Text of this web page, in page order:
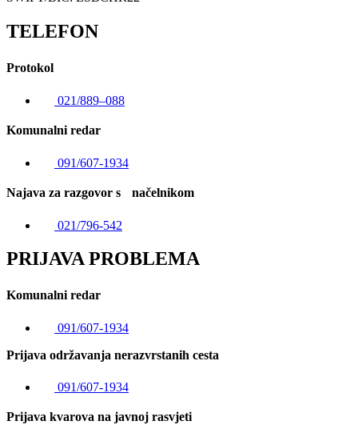
TELEFON
Protokol
021/889–088
Komunalni redar
091/607-1934
Najava za razgovor s načelnikom
021/796-542
PRIJAVA PROBLEMA
Komunalni redar
091/607-1934
Prijava održavanja nerazvrstanih cesta
091/607-1934
Prijava kvarova na javnoj rasvjeti